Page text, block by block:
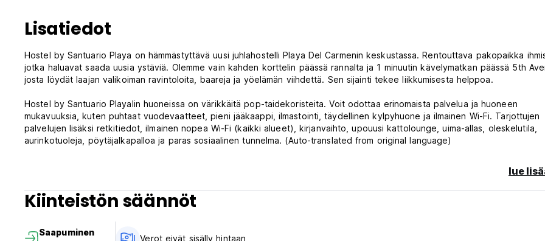
Lisatiedot
Hostel by Santuario Playa on hämmästyttävä uusi juhlahostelli Playa Del Carmenin keskustassa. Rentouttava pakopaikka
jotka haluavat saada uusia ystäviä. Olemme vain kahden korttelin päässä rannalta ja 1 minuutin kävelymatkan päässä 5th
josta löydät laajan valikoiman ravintoloita, baareja ja yöelämän viihdettä. Sen sijainti tekee liikkumisesta helppoa.
Hostel by Santuario Playalin huoneissa on värikkäitä pop-taidekoristeita. Voit odottaa erinomaista palvelua ja huoneen
mukavuuksia, kuten puhtaat vuodevaatteet, pieni jääkaappi, ilmastointi, täydellinen kylpyhuone ja ilmainen Wi-Fi. Tarjottujen
palvelujen lisäksi retkitiedot, ilmainen nopea Wi-Fi (kaikki alueet), kirjanvaihto, upouusi kattolounge, uima-allas, oleskelutila,
aurinkotuoleja, pöytäjalkapalloa ja paras sosiaalinen tunnelma. (Auto-translated from original language)
lue
Kiinteistön säännöt
Saapuminen
Verot eivät sisälly hintaan